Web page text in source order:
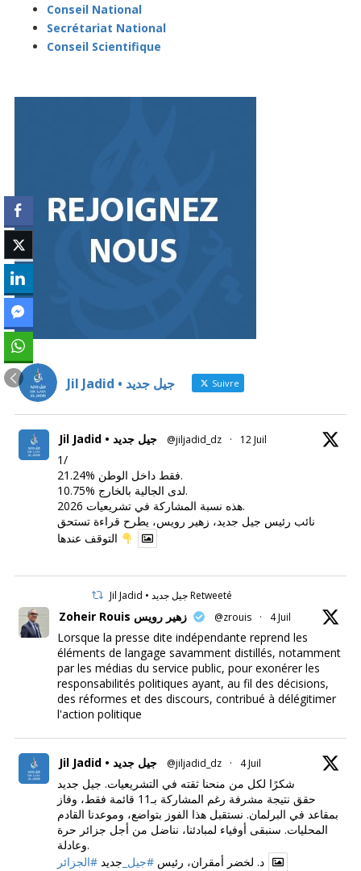
Conseil National
Secrétariat National
Conseil Scientifique
Jil Jadid • جيل جديد Suivre
Jil Jadid • جيل جديد @jiljadid_dz · 12 Juil
1/
21.24% فقط داخل الوطن.
10.75% لدى الجالية بالخارج.
هذه نسبة المشاركة في تشريعيات 2026.
نائب رئيس جيل جديد، زهير رويس، يطرح قراءة تستحق
Jil Jadid • جيل جديد Retweeté
Zoheir Rouis زهير رويس @zrouis · 4 Juil
Lorsque la presse dite indépendante reprend les
éléments de langage savamment distillés, notamment
par les médias du service public, pour exonérer les
responsabilités politiques ayant, au fil des décisions,
des réformes et des discours, contribué à délégitimer
l'action politique
Jil Jadid • جيل جديد @jiljadid_dz · 4 Juil
شكرًا لكل من منحنا ثقته في التشريعيات. جيل جديد
حقق نتيجة مشرفة رغم المشاركة بـ11 قائمة فقط، وفاز
بمقاعد في البرلمان. نستقبل هذا الفوز بتواضع، وموعدنا القادم
المحليات. سنبقى أوفياء لمبادئنا، نناضل من أجل جزائر حرة
وعادلة.
د. لخضر أمقران، رئيس#جيل_ جديد#الجزائر